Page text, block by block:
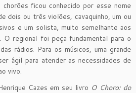
chorões ficou conhecido por esse nome
dois ou três violões, cavaquinho, um ou
e um solista, muito semelhante aos
O regional foi peça fundamental para o
rádios. Para os músicos, uma grande
ágil para atender as necessidades de
vivo.
Cazes em seu livro O Choro: do